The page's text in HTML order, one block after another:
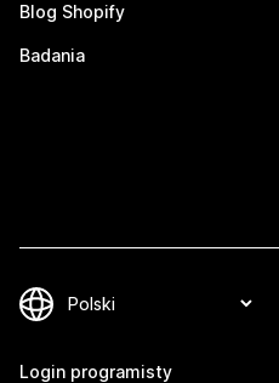
Blog Shopify
Badania
Login programisty